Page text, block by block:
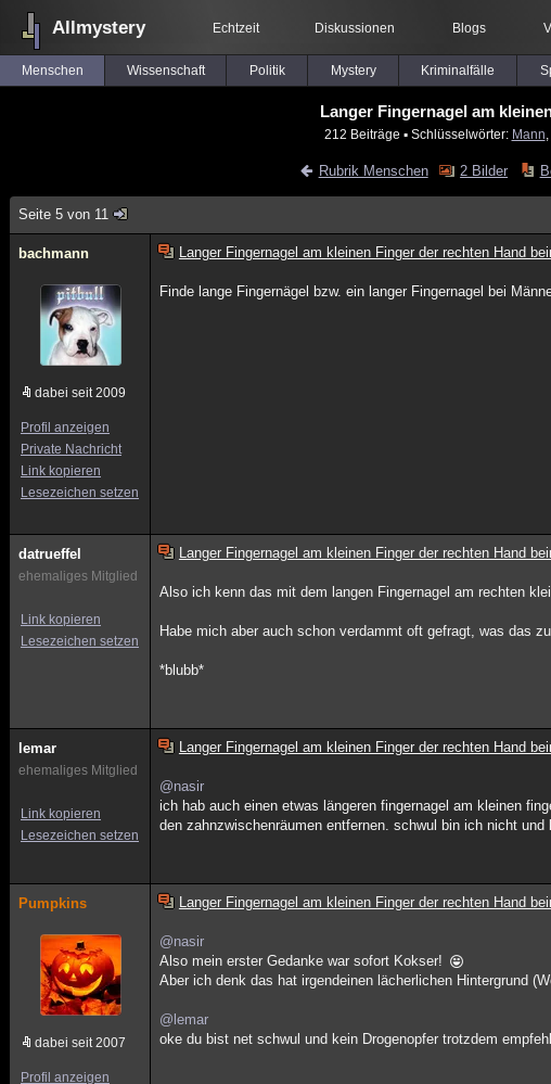
Allmystery Echtzeit Diskussionen Blogs
Menschen Wissenschaft Politik Mystery Kriminalfälle
Langer Fingernagel am
212 Beiträge ▪ Schlüsselwörter: Mann
Rubrik Menschen 2 Bilder
Seite 5 von 11
bachmann
dabei seit 2009
Profil anzeigen
Private Nachricht
Link kopieren
Lesezeichen setzen
Langer Fingernagel am kleinen Finger der rechten Hand
Finde lange Fingernägel bzw. ein langer Fingernagel bei
datrueffel
ehemaliges Mitglied
Link kopieren
Lesezeichen setzen
Langer Fingernagel am kleinen Finger der rechten Hand
Also ich kenn das mit dem langen Fingernagel am rechten
Habe mich aber auch schon verdammt oft gefragt, was das
*blubb*
lemar
ehemaliges Mitglied
Link kopieren
Lesezeichen setzen
Langer Fingernagel am kleinen Finger der rechten Hand
@nasir
ich hab auch einen etwas längeren fingernagel am kleinen
den zahnzwischenräumen entfernen. schwul bin ich nicht
Pumpkins
dabei seit 2007
Profil anzeigen
Langer Fingernagel am kleinen Finger der rechten Hand
@nasir
Also mein erster Gedanke war sofort Kokser!
Aber ich denk das hat irgendeinen lächerlichen Hintergrund
@lemar
oke du bist net schwul und kein Drogenopfer trotzdem